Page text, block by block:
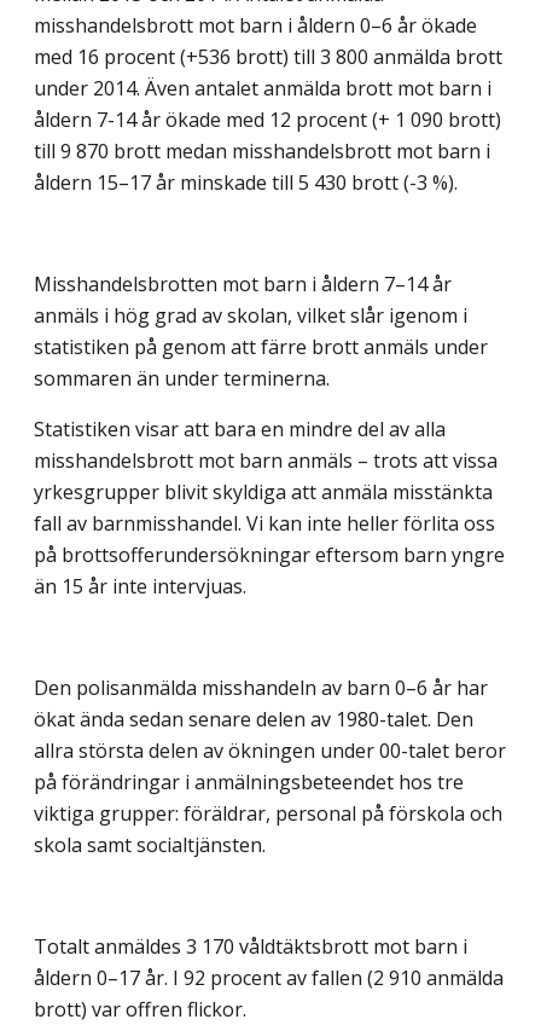
misshandelsbrott mot barn i åldern 0–6 år ökade
med 16 procent (+536 brott) till 3 800 anmälda brott
under 2014. Även antalet anmälda brott mot barn i
åldern 7-14 år ökade med 12 procent (+ 1 090 brott)
till 9 870 brott medan misshandelsbrott mot barn i
åldern 15–17 år minskade till 5 430 brott (-3 %).
Misshandelsbrotten mot barn i åldern 7–14 år
anmäls i hög grad av skolan, vilket slår igenom i
statistiken på genom att färre brott anmäls under
sommaren än under terminerna.
Statistiken visar att bara en mindre del av alla
misshandelsbrott mot barn anmäls – trots att vissa
yrkesgrupper blivit skyldiga att anmäla misstänkta
fall av barnmisshandel. Vi kan inte heller förlita oss
på brottsofferundersökningar eftersom barn yngre
än 15 år inte intervjuas.
Den polisanmälda misshandeln av barn 0–6 år har
ökat ända sedan senare delen av 1980-talet. Den
allra största delen av ökningen under 00-talet beror
på förändringar i anmälningsbeteendet hos tre
viktiga grupper: föräldrar, personal på förskola och
skola samt socialtjänsten.
Totalt anmäldes 3 170 våldtäktsbrott mot barn i
åldern 0–17 år. I 92 procent av fallen (2 910 anmälda
brott) var offren flickor.